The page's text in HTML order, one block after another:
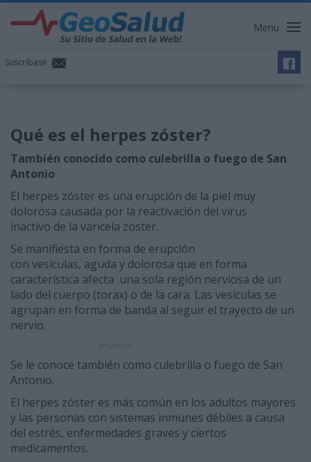
Menu
Suscríbase
Qué es el herpes zóster?
También conocido como culebrilla o fuego de San
Antonio
El herpes zóster es una erupción de la piel muy
dolorosa causada por la reactivación del virus
inactivo de la varicela zoster.
Se manifiesta en forma de erupción
con vesículas, aguda y dolorosa que en forma
característica afecta una sola región nerviosa de un
lado del cuerpo (torax) o de la cara. Las vesículas se
agrupan en forma de banda al seguir el trayecto de un
nervio.
Se le conoce también como culebrilla o fuego de San
Antonio.
El herpes zóster es más común en los adultos mayores
y las personas con sistemas inmunes débiles a causa
del estrés, enfermedades graves y ciertos
medicamentos.